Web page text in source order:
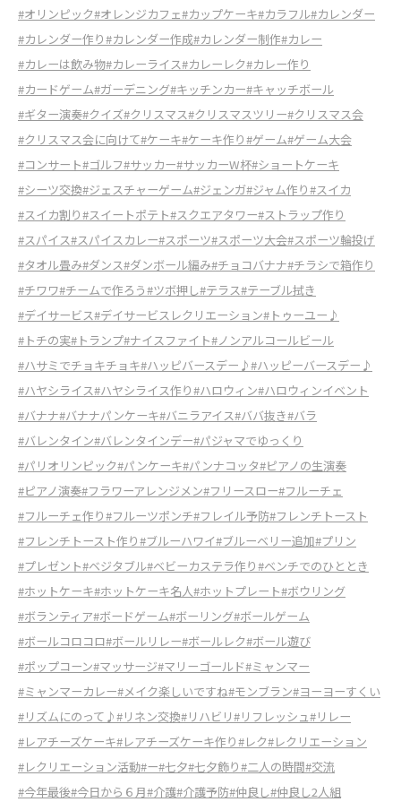
#オリンピック#オレンジカフェ#カップケーキ#カラフル#カレンダー
#カレンダー作り#カレンダー作成#カレンダー制作#カレー
#カレーは飲み物#カレーライス#カレーレク#カレー作り
#カードゲーム#ガーデニング#キッチンカー#キャッチボール
#ギター演奏#クイズ#クリスマス#クリスマスツリー#クリスマス会
#クリスマス会に向けて#ケーキ#ケーキ作り#ゲーム#ゲーム大会
#コンサート#ゴルフ#サッカー#サッカーW杯#ショートケーキ
#シーツ交換#ジェスチャーゲーム#ジェンガ#ジャム作り#スイカ
#スイカ割り#スイートポテト#スクエアタワー#ストラップ作り
#スパイス#スパイスカレー#スポーツ#スポーツ大会#スポーツ輪投げ
#タオル畳み#ダンス#ダンボール編み#チョコバナナ#チラシで箱作り
#チワワ#チームで作ろう#ツボ押し#テラス#テーブル拭き
#デイサービス#デイサービスレクリエーション#トゥーユー♪
#トチの実#トランプ#ナイスファイト#ノンアルコールビール
#ハサミでチョキチョキ#ハッピバースデー♪#ハッピーバースデー♪
#ハヤシライス#ハヤシライス作り#ハロウィン#ハロウィンイベント
#バナナ#バナナパンケーキ#バニラアイス#ババ抜き#バラ
#バレンタイン#バレンタインデー#パジャマでゆっくり
#パリオリンピック#パンケーキ#パンナコッタ#ピアノの生演奏
#ピアノ演奏#フラワーアレンジメン#フリースロー#フルーチェ
#フルーチェ作り#フルーツポンチ#フレイル予防#フレンチトースト
#フレンチトースト作り#ブルーハワイ#ブルーベリー追加#プリン
#プレゼント#ベジタブル#ベビーカステラ作り#ベンチでのひととき
#ホットケーキ#ホットケーキ名人#ホットプレート#ボウリング
#ボランティア#ボードゲーム#ボーリング#ボールゲーム
#ボールコロコロ#ボールリレー#ボールレク#ボール遊び
#ポップコーン#マッサージ#マリーゴールド#ミャンマー
#ミャンマーカレー#メイク楽しいですね#モンブラン#ヨーヨーすくい
#リズムにのって♪#リネン交換#リハビリ#リフレッシュ#リレー
#レアチーズケーキ#レアチーズケーキ作り#レク#レクリエーション
#レクリエーション活動#ー#七夕#七夕飾り#二人の時間#交流
#今年最後#今日から６月#介護#介護予防#仲良し#仲良し2人組